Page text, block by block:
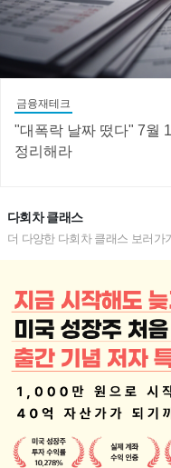
금융재테크
"대폭락 날짜 떴다" 7월
정리해라
다회차 클래스
더 다양한 다회차 클래스 보러가